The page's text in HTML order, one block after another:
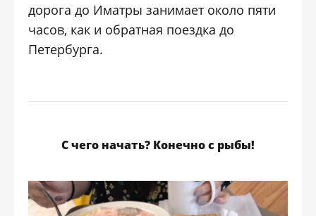
дорога до Иматры занимает около пяти
часов, как и обратная поездка до
Петербурга.
С чего начать? Конечно с рыбы!